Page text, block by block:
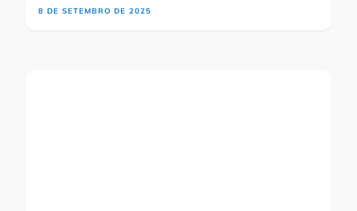
8 DE SETEMBRO DE 2025